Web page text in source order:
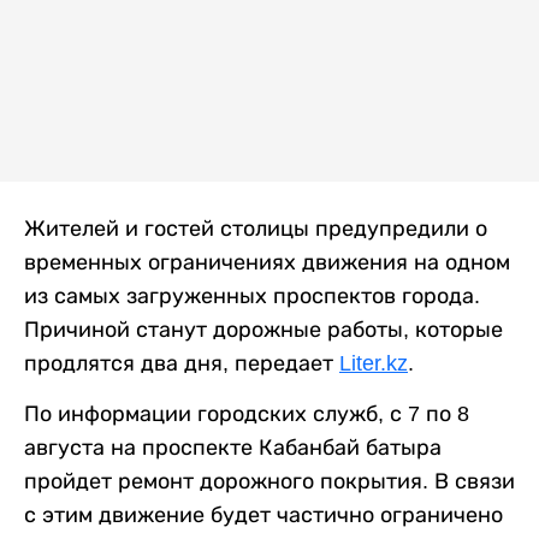
Жителей и гостей столицы предупредили о
временных ограничениях движения на одном
из самых загруженных проспектов города.
Причиной станут дорожные работы, которые
продлятся два дня, передает Liter.kz.
По информации городских служб, с 7 по 8
августа на проспекте Кабанбай батыра
пройдет ремонт дорожного покрытия. В связи
с этим движение будет частично ограничено